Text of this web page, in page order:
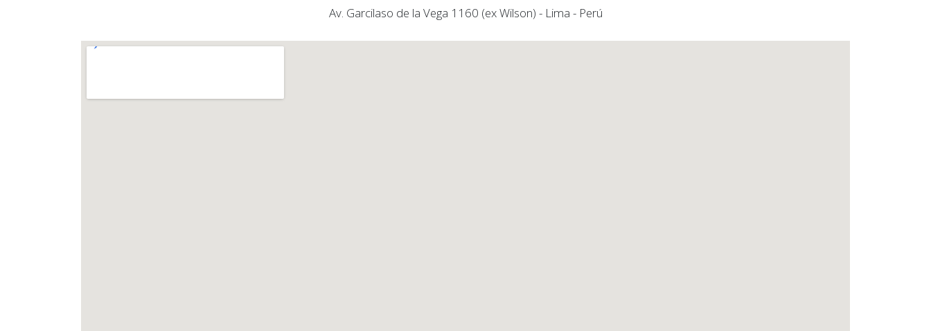
Av. Garcilaso de la Vega 1160 (ex Wilson) - Lima - Perú